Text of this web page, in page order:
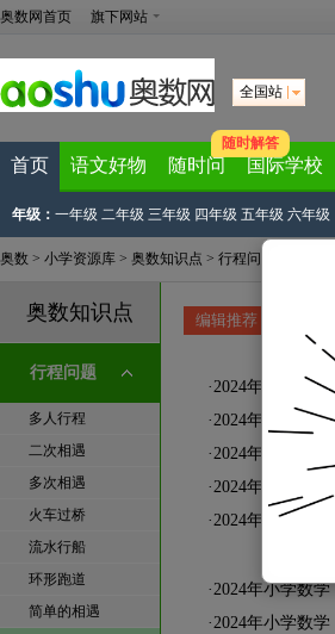
奥数网首页 旗下网站
全国站
首页 语文好物 随时问
随时解答
国际学校
年级： 一年级 二年级 三年级 四年级 五年级 六年级
奥数 > 小学资源库 > 奥数知识点 > 行程问题
奥数知识点
行程问题
多人行程
二次相遇
多次相遇
火车过桥
流水行船
环形跑道
简单的相遇
编辑推荐
·2024年小学数
·2024年小学数
·2024年小学数
·2024年小学数
·2024年小学数
·2024年小学数
·2024年小学数